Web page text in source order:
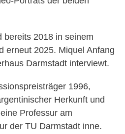
bereits 2018 in seinem
erneut 2025. Miquel Anfang
Darmstadt interviewt.
1996,
Herkunft und
Professur am
der TU Darmstadt inne.